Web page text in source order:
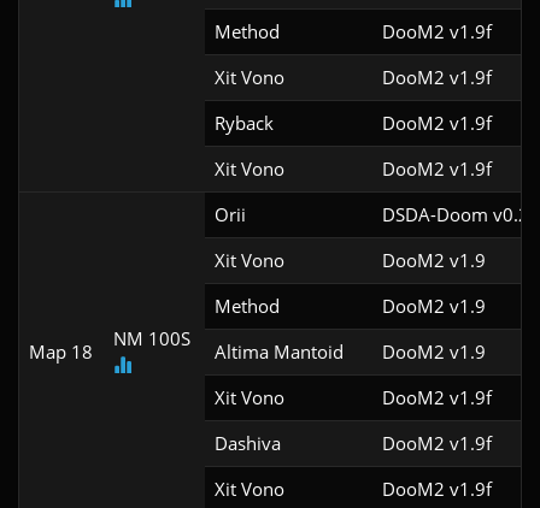
Method
DooM2 v1.9f
Xit Vono
DooM2 v1.9f
Ryback
DooM2 v1.9f
Xit Vono
DooM2 v1.9f
Map 18
NM 100S
Orii
DSDA-Doom
Xit Vono
DooM2 v1.9
Method
DooM2 v1.9
Altima Mantoid
DooM2 v1.9
Xit Vono
DooM2 v1.9f
Dashiva
DooM2 v1.9f
Xit Vono
DooM2 v1.9f